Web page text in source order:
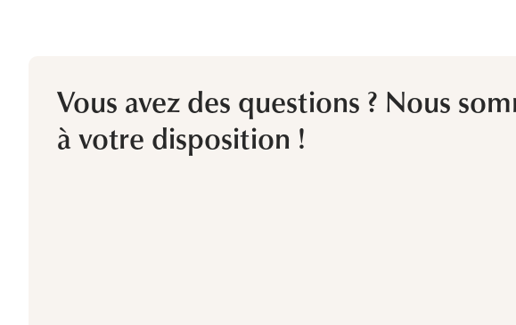
Vous avez des questions ? Nous
à votre disposition !